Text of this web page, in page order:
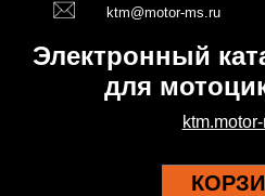
ktm@motor-ms.ru
Электронный
для